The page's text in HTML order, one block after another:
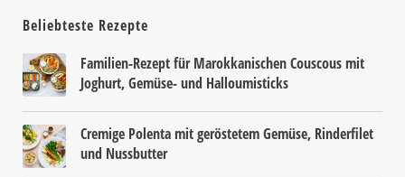
Beliebteste Rezepte
Familien-Rezept für Marokkanischen Couscous mit
Joghurt, Gemüse- und Halloumisticks
Cremige Polenta mit geröstetem Gemüse, Rinderfilet
und Nussbutter